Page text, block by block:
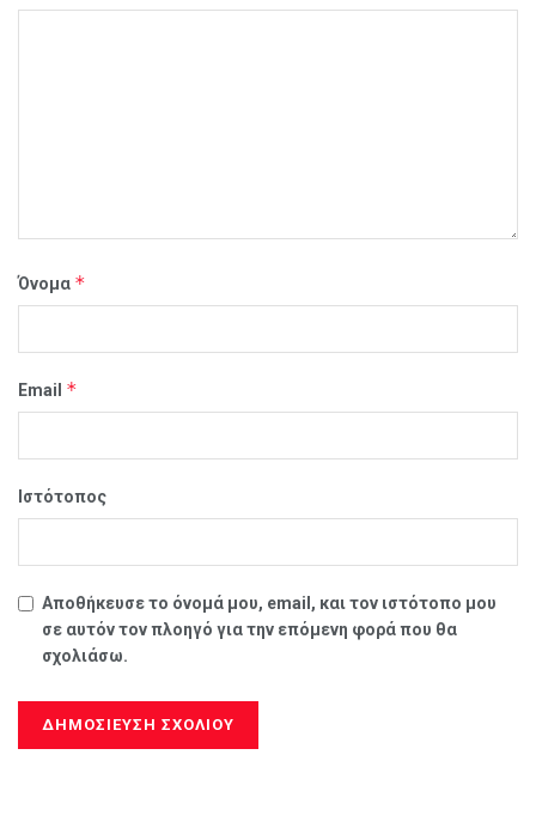
Όνομα *
Email *
Ιστότοπος
Αποθήκευσε το όνομά μου, email, και τον ιστότοπο μου
σε αυτόν τον πλοηγό για την επόμενη φορά που θα
σχολιάσω.